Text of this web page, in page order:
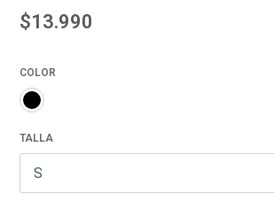
$13.990
COLOR
TALLA